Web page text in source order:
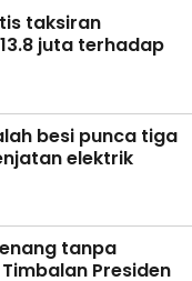
taksiran
juta terhadap
besi punca tiga
elektrik
tanpa
Presiden